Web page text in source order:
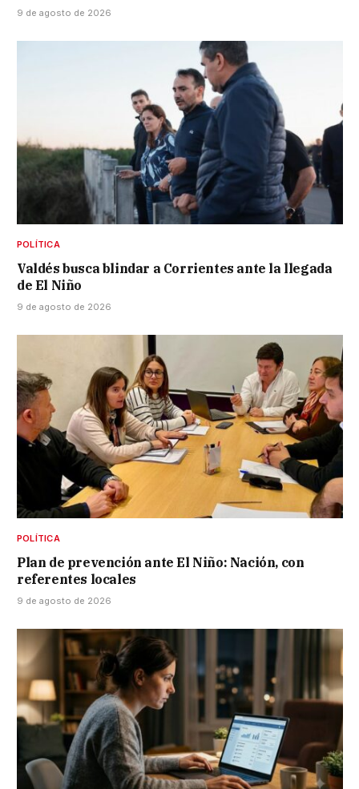
9 de agosto de 2026
POLÍTICA
Valdés busca blindar a Corrientes ante la llegada
de El Niño
9 de agosto de 2026
POLÍTICA
Plan de prevención ante El Niño: Nación, con
referentes locales
9 de agosto de 2026